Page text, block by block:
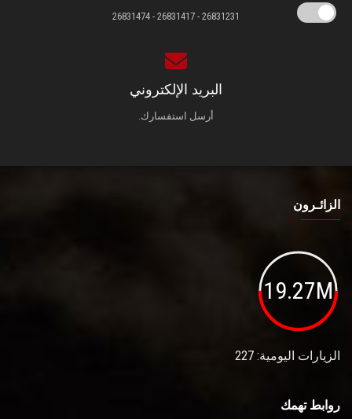
26831231 - 26831417 - 26831474
البريد الإلكتروني
أرسل استفسارك.
الزائـرون
19.27M
الزيارات اليومية: 227
روابط تهمك